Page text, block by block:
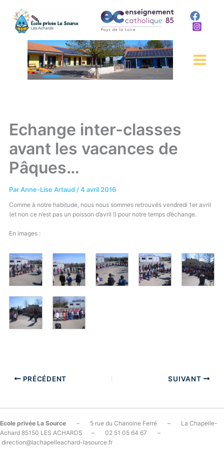
contenu
Echange inter-classes
avant les vacances de
Pâques…
ParAnne-Lise Artaud /4 avril 2016
Comme à notre habitude, nous nous sommes retrouvés vendredi 1er avril
(et non ce n’est pas un poisson d’avril !) pour notre temps d’échange.
En images :
PRÉCÉDENT SUIVANT
Ecole privée La Source – 5 rue du Chanoine Ferré – La Chapelle-
Achard 85150 LES ACHARDS – 02 51 05 64 67 –
direction@lachapelleachard-lasource.fr